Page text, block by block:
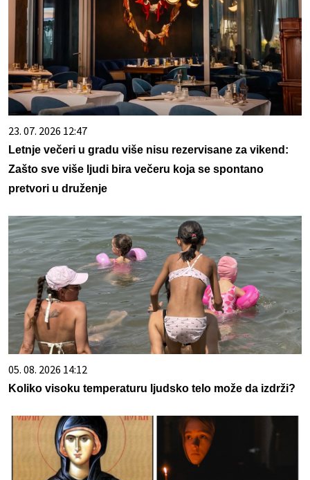
23. 07. 2026 12:47
Letnje večeri u gradu više nisu rezervisane za vikend:
Zašto sve više ljudi bira večeru koja se spontano
pretvori u druženje
05. 08. 2026 14:12
Koliko visoku temperaturu ljudsko telo može da izdrži?